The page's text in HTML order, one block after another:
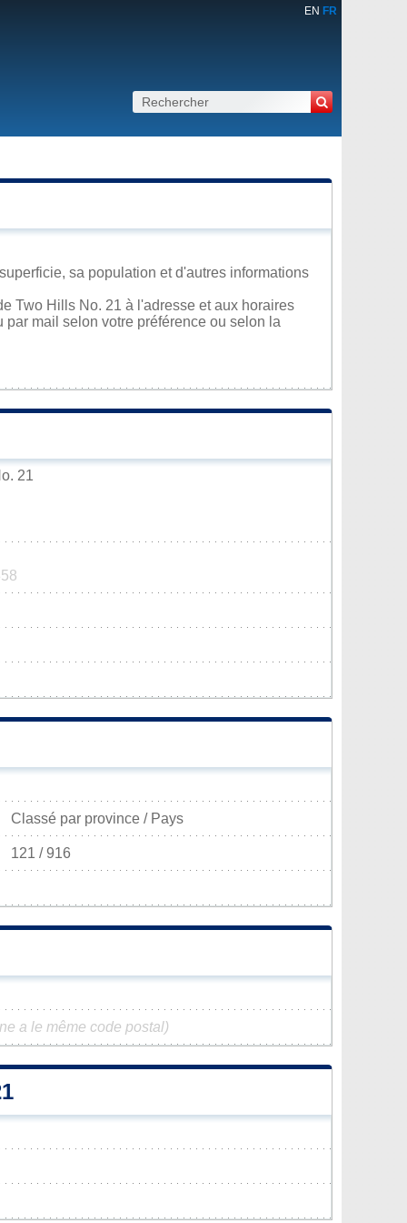
EN FR
sa population et d'autres informations
Two Hills No. 21 à l'adresse et aux horaires
mail selon votre préférence ou selon la
21
Classé par province / Pays
121 / 916
a le même code postal)